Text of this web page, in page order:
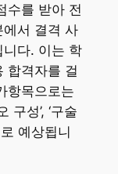
수를 받아 전
서 결격 사
다. 이는 학
합격자를 걸
항목으로는
구성’, ‘구술
예상됩니